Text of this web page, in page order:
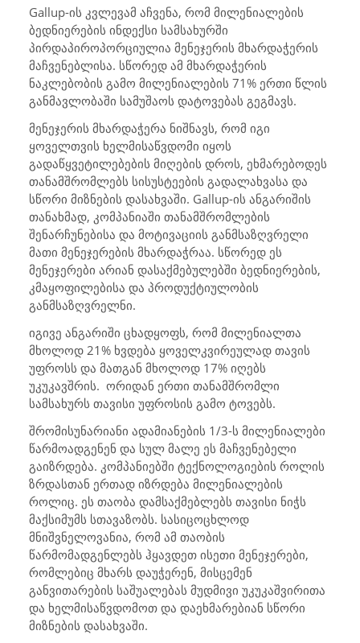
Gallup-ის კვლევამ აჩვენა, რომ მილენიალების
ბედნიერების ინდექსი სამსახურში
პირდაპიროპორციულია მენეჯერის მხარდაჭერის
მაჩვენებლისა. სწორედ ამ მხარდაჭერის
ნაკლებობის გამო მილენიალების 71% ერთი წლის
განმავლობაში სამუშაოს დატოვებას გეგმავს.
მენეჯერის მხარდაჭერა ნიშნავს, რომ იგი
ყოველთვის ხელმისაწვდომი იყოს
გადაწყვეტილებების მიღების დროს, ეხმარებოდეს
თანამშრომლებს სისუსტეების გადალახვასა და
სწორი მიზნების დასახვაში. Gallup-ის ანგარიშის
თანახმად, კომპანიაში თანამშრომლების
შენარჩუნებისა და მოტივაციის განმსაზღვრელი
მათი მენეჯერების მხარდაჭრაა. სწორედ ეს
მენეჯერები არიან დასაქმებულებში ბედნიერების,
კმაყოფილებისა და პროდუქტიულობის
განმსაზღვრელნი.
იგივე ანგარიში ცხადყოფს, რომ მილენიალთა
მხოლოდ 21% ხვდება ყოველკვირეულად თავის
უფროსს და მათგან მხოლოდ 17% იღებს
უკუკავშრის. ორიდან ერთი თანამშრომლი
სამსახურს თავისი უფროსის გამო ტოვებს.
შრომისუნარიანი ადამიანების 1/3-ს მილენიალები
წარმოადგენენ და სულ მალე ეს მაჩვენებელი
გაიზრდება. კომპანიებში ტექნოლოგიების როლის
ზრდასთან ერთად იზრდება მილენიალების
როლიც. ეს თაობა დამსაქმებლებს თავისი ნიჭს
მაქსიმუმს სთავაზობს. სასიცოცხლოდ
მნიშვნელოვანია, რომ ამ თაობის
წარმომადგენლებს ჰყავდეთ ისეთი მენეჯერები,
რომლებიც მხარს დაუჭერენ, მისცემენ
განვითარების საშუალებას მუდმივი უკუკაშვირითა
და ხელმისაწვდომოთ და დაეხმარებიან სწორი
მიზნების დასახვაში.